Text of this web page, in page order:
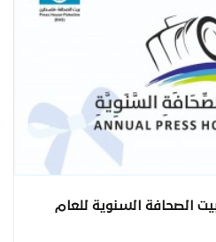
بيت الصحافة السنوية للعام